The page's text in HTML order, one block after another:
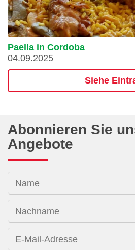
Paella in Cordoba
04.09.2025
Siehe
Abonnieren Sie
Angebote
Name
Nachname
E-Mail-Adresse